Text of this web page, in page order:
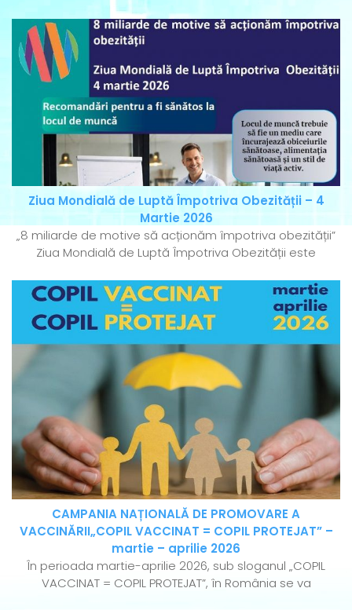
Ziua Mondială de Luptă Împotriva Obezității – 4
Martie 2026
„8 miliarde de motive să acționăm împotriva obezității”
Ziua Mondială de Luptă Împotriva Obezității este
CAMPANIA NAȚIONALĂ DE PROMOVARE A
VACCINĂRII„COPIL VACCINAT = COPIL PROTEJAT” –
martie – aprilie 2026
În perioada martie-aprilie 2026, sub sloganul „COPIL
VACCINAT = COPIL PROTEJAT”, în România se va